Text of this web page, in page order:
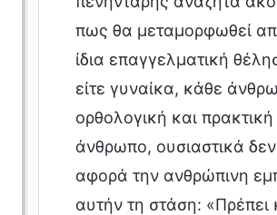
πως θα μεταμορφωθεί
ίδια επαγγελματική
είτε γυναίκα, κάθε
ορθολογική και
άνθρωπο, ουσιαστικά
αφορά την ανθρώπινη
αυτήν τη στάση: «Πρέπει